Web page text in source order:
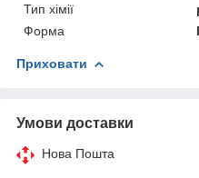
Тип хімії
Форма
Приховати
Умови доставки
Нова Пошта